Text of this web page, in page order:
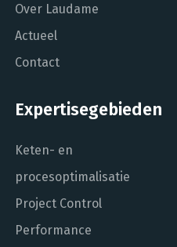
Over Laudame
Actueel
Contact
Expertisegebieden
Keten- en
procesoptimalisatie
Project Control
Performance